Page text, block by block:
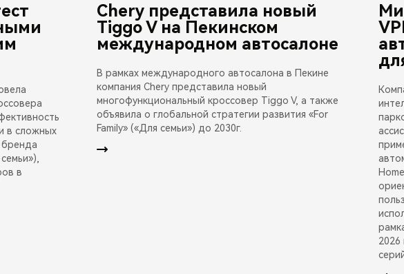
в сложных
в
Chery представила новый
Tiggo V на Пекинском
международном автосалоне
В рамках международного автосалона в Пекине
компания Chery представила новый
многофункциональный кроссовер Tiggo V, а также
объявила о глобальной стратегии развития «For
Family» («Для семьи») до 2030г.
2026